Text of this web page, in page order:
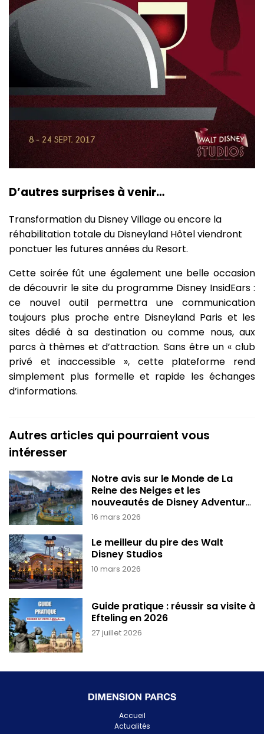
D’autres surprises à venir…
Transformation du Disney Village ou encore la
réhabilitation totale du Disneyland Hôtel viendront
ponctuer les futures années du Resort.
Cette soirée fût une également une belle occasion
de découvrir le site du programme Disney InsidEars :
ce nouvel outil permettra une communication
toujours plus proche entre Disneyland Paris et les
sites dédié à sa destination ou comme nous, aux
parcs à thèmes et d’attraction. Sans être un « club
privé et inaccessible », cette plateforme rend
simplement plus formelle et rapide les échanges
d’informations.
Autres articles qui pourraient vous
intéresser
16 mars 2026
Notre avis sur le Monde de La
Reine des Neiges et les
nouveautés de Disney Adventure
World
10 mars 2026
Le meilleur du pire des Walt
Disney Studios
27 juillet 2026
Guide pratique : réussir sa visite à
Efteling en 2026
Accueil
Actualités